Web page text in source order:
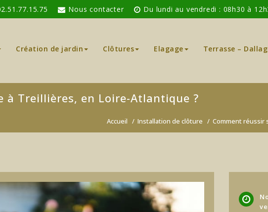
Nous contacter Du lundi au vendredi : 08h30 à
Création de jardin Clôtures Elagage Terrasse –
à Treillières, en Loire-Atlantique ?
Accueil / Installation de clôture / Comment réussir